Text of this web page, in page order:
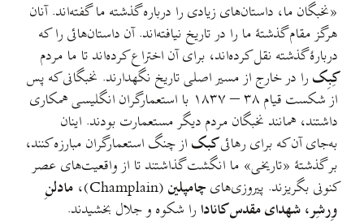
«نخبگان ما، داستان‌های زیادی را درباره گذشته ما گفته‌اند. آنان
هرگز مقام گذشتهٔ ما را در تاریخ نیافته‌اند. آن داستان‌هائی را که
دربارهٔ گذشته نقل کرده‌اند، برای آن اختراع کرده‌اند تا ما مردم
کِبِک را در خارج از مسیر اصلی تاریخ نگهدارند. نخبگانی که پس
از شکست قیام ۳۸ – ۱۸۳۷ با استعمارگران انگلیسی همکاری
داشتند، همانند نخبگان مردم دیگر مستعمارت بودند. اینان
به‌جای آن که برای رهائیکبک از چنگ استعمارگران مبارزه کنند،
بر گذشتهٔ «تاریخی» ما انگشت گذاشتند تا از واقعیت‌های عصر
کنونی بگریزند. پیروزی‌هایچامپلین (Champlain)،
مادلنِ
وِرشِر، شهدای مقدس کانادا را شکوه و جلال بخشیدند.